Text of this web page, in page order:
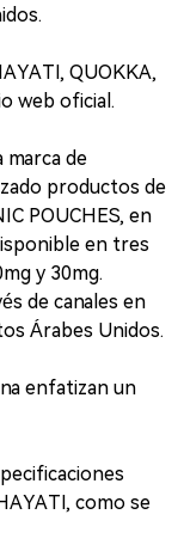
QUOKKA,
web oficial.
marca de
productos de
POUCHES, en
en tres
y 30mg.
de canales en
Árabes Unidos.
enfatizan un
como se